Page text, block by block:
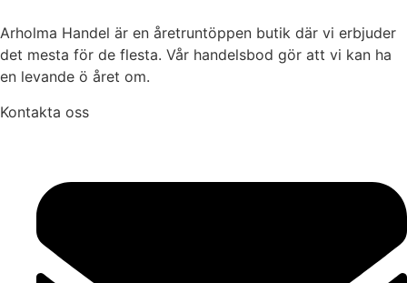
Arholma Handel är en åretruntöppen butik där vi erbjuder
det mesta för de flesta. Vår handelsbod gör att vi kan ha
en levande ö året om.
Kontakta oss